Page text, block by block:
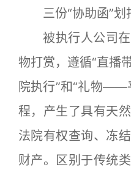
三份“协助函”划
被执行人公司在
物打赏，遵循“直
院执行”和“礼物
程，产生了具有天
法院有权查询、冻
财产。区别于传统